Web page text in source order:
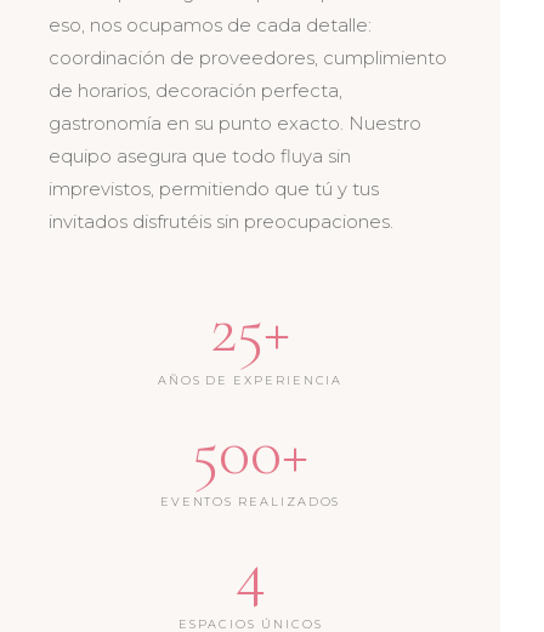
eso, nos ocupamos de cada detalle:
coordinación de proveedores, cumplimiento
de horarios, decoración perfecta,
gastronomía en su punto exacto. Nuestro
equipo asegura que todo fluya sin
imprevistos, permitiendo que tú y tus
invitados disfrutéis sin preocupaciones.
25+
AÑOS DE EXPERIENCIA
500+
EVENTOS REALIZADOS
4
ESPACIOS ÚNICOS